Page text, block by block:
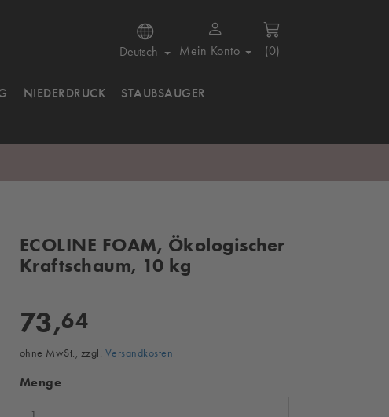
Deutsch Mein Konto (0)
NIEDERDRUCK STAUBSAUGER
ECOLINE FOAM, Ökologischer
Kraftschaum, 10 kg
73,64
ohne MwSt., zzgl. Versandkosten
Menge